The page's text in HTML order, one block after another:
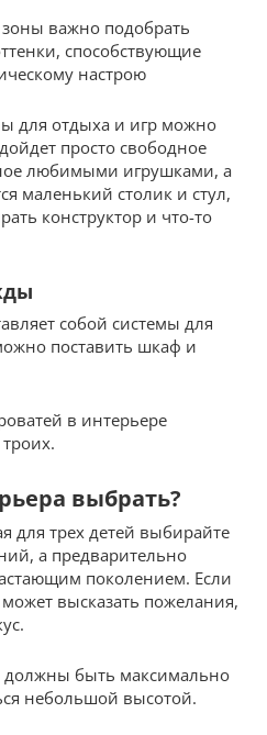
важно подобрать
способствующие
настрою
для отдыха и игр можно
просто свободное
любимыми игрушками, а
маленький столик и стул,
конструктор и что-то
собой системы для
поставить шкаф и
в интерьере
выбрать?
для трех детей выбирайте
а предварительно
поколением. Если
высказать пожелания,
должны быть максимально
небольшой высотой.